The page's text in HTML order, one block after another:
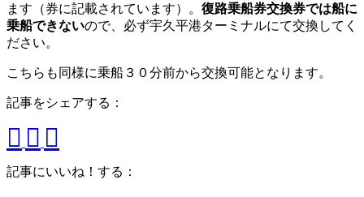
ます（券に記載されています）。 復路乗船券交換券では船に
乗船できないので、必ず宇久平港ターミナルにて交換してく
ださい。
こちらも同様に乗船３０分前から交換可能となります。
記事をシェアする：
記事にいいね！する：